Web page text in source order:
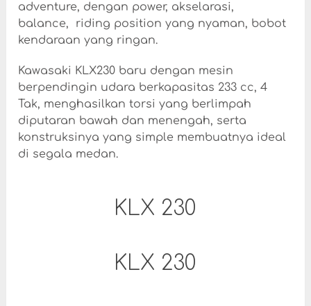
adventure, dengan power, akselarasi,
balance, riding position yang nyaman, bobot
kendaraan yang ringan.
Kawasaki KLX230 baru dengan mesin
berpendingin udara berkapasitas 233 cc, 4
Tak, menghasilkan torsi yang berlimpah
diputaran bawah dan menengah, serta
konstruksinya yang simple membuatnya ideal
di segala medan.
KLX 230
KLX 230